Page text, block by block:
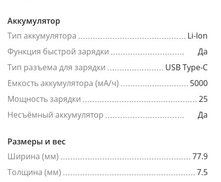
Аккумулятор
Тип аккумулятора
Li-Ion
Функция быстрой зарядки
Да
Тип разъема для зарядки
USB Type-C
Емкость аккумулятора (мА/ч)
5000
Мощность зарядки
25
Несъёмный аккумулятор
Да
Размеры и вес
Ширина (мм)
77.9
Толщина (мм)
7.5